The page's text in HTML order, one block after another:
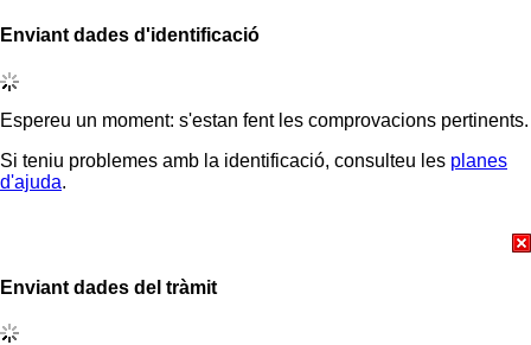
Enviant dades d'identificació
Espereu un moment: s'estan fent les comprovacions pertinents.
Si teniu problemes amb la identificació, consulteu les planes
d'ajuda.
Enviant dades del tràmit